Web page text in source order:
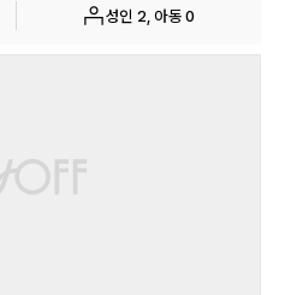
성인 2, 아동 0